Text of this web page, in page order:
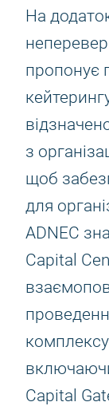
На
пропонує
з
щоб
для
ADNEC
Capital
Capital